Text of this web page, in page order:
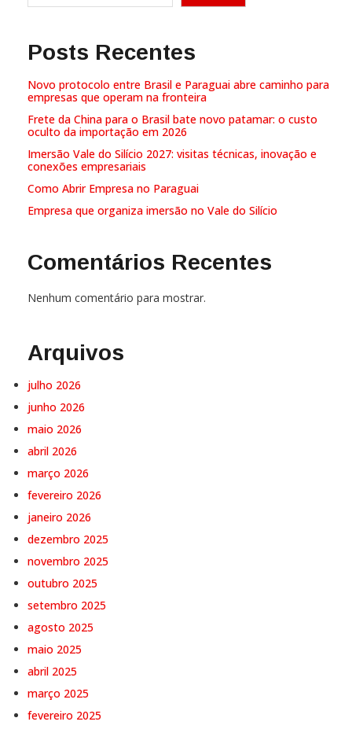
Posts Recentes
Novo protocolo entre Brasil e Paraguai abre caminho para
empresas que operam na fronteira
Frete da China para o Brasil bate novo patamar: o custo
oculto da importação em 2026
Imersão Vale do Silício 2027: visitas técnicas, inovação e
conexões empresariais
Como Abrir Empresa no Paraguai
Empresa que organiza imersão no Vale do Silício
Comentários Recentes
Nenhum comentário para mostrar.
Arquivos
julho 2026
junho 2026
maio 2026
abril 2026
março 2026
fevereiro 2026
janeiro 2026
dezembro 2025
novembro 2025
outubro 2025
setembro 2025
agosto 2025
maio 2025
abril 2025
março 2025
fevereiro 2025